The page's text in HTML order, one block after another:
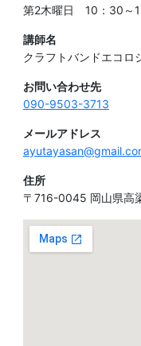
第2木曜日 10：30～
講師名
クラフトバンドエコ
お問い合わせ先
090-9503-3713
メールアドレス
住所
〒716-0045 岡山県高